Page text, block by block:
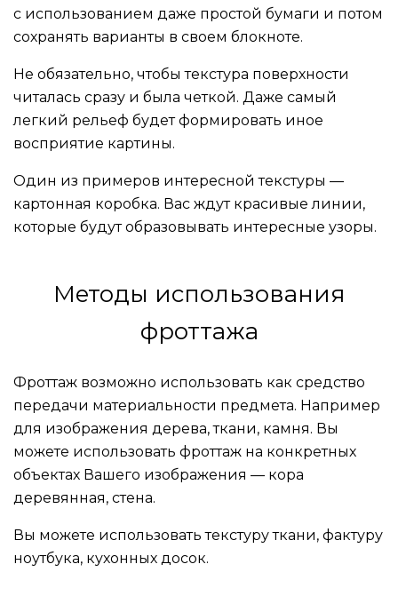
с использованием даже простой бумаги и потом
сохранять варианты в своем блокноте.
Не обязательно, чтобы текстура поверхности
читалась сразу и была четкой. Даже самый
легкий рельеф будет формировать иное
восприятие картины.
Один из примеров интересной текстуры —
картонная коробка. Вас ждут красивые линии,
которые будут образовывать интересные узоры.
Методы использования
фроттажа
Фроттаж возможно использовать как средство
передачи материальности предмета. Например
для изображения дерева, ткани, камня. Вы
можете использовать фроттаж на конкретных
объектах Вашего изображения — кора
деревянная, стена.
Вы можете использовать текстуру ткани, фактуру
ноутбука, кухонных досок.